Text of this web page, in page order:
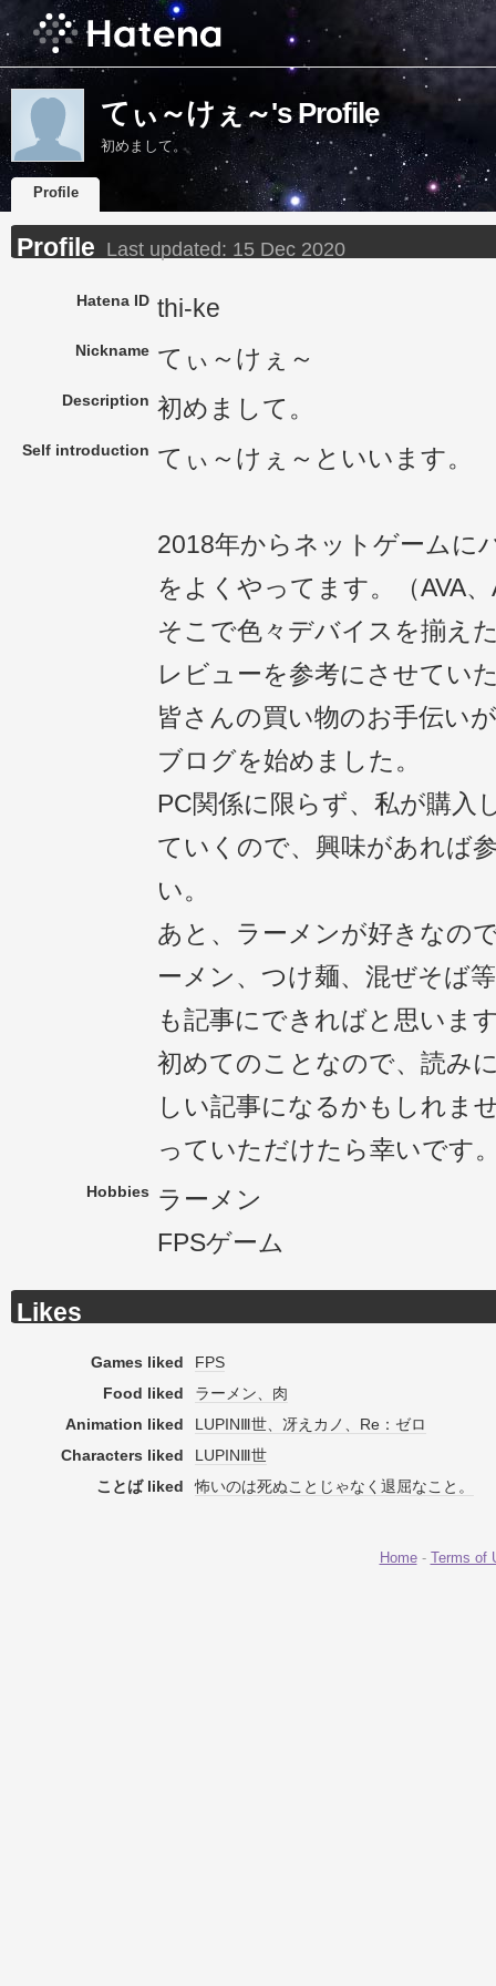
てぃ～けぇ～'s Profile
初めまして。
Profile
Profile Last updated: 15 Dec 2020
Hatena ID thi-ke
Nickname てぃ～けぇ～
Description 初めまして。
Self introduction てぃ～けぇ～といいます。
2018年からネットゲームに
をよくやってます。（AVA
そこで色々デバイスを揃え
レビューを参考にさせてい
皆さんの買い物のお手伝い
ブログを始めました。
PC関係に限らず、私が購入
ていくので、興味があれば
い。
あと、ラーメンが好きなの
ーメン、つけ麺、混ぜそば
も記事にできればと思いま
初めてのことなので、読み
しい記事になるかもしれま
っていただけたら幸いです
Hobbies
ラーメン
FPSゲーム
Likes
Games liked
FPS
Food liked
ラーメン、肉
Animation liked
LUPINⅢ世、冴えカノ、Re：ゼロ
Characters liked
LUPINⅢ世
ことば liked
怖いのは死ぬことじゃなく退屈なこと。
Home- Terms of